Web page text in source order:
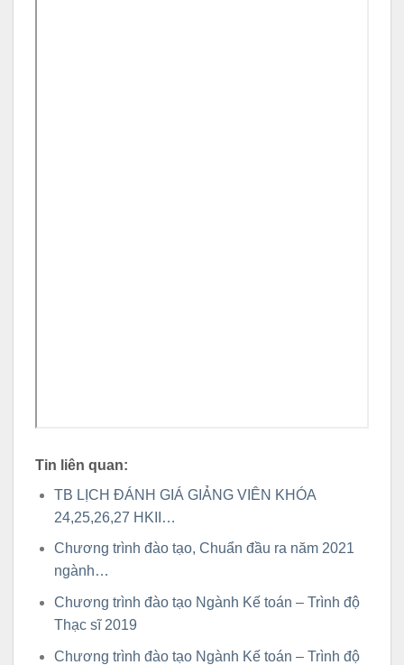
Tin liên quan:
TB LỊCH ĐÁNH GIÁ GIẢNG VIÊN KHÓA
24,25,26,27 HKII…
Chương trình đào tạo, Chuẩn đầu ra năm 2021
ngành…
Chương trình đào tạo Ngành Kế toán – Trình độ
Thạc sĩ 2019
Chương trình đào tạo Ngành Kế toán – Trình độ